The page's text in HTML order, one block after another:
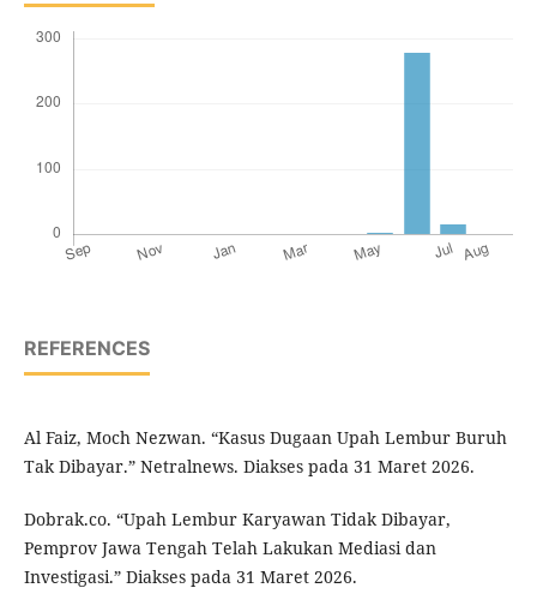
REFERENCES
Al Faiz, Moch Nezwan. “Kasus Dugaan Upah Lembur Buruh
Tak Dibayar.” Netralnews. Diakses pada 31 Maret 2026.
Dobrak.co. “Upah Lembur Karyawan Tidak Dibayar,
Pemprov Jawa Tengah Telah Lakukan Mediasi dan
Investigasi.” Diakses pada 31 Maret 2026.